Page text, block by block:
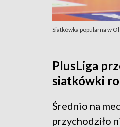
Siatkówka popularna w
PlusLiga
siatkówki
Średnio na
przychodziło